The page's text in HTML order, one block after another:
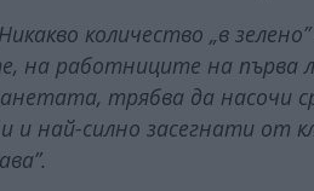
количество „в
на работниците на първа
трябва да насочи
най-силно засегнати от